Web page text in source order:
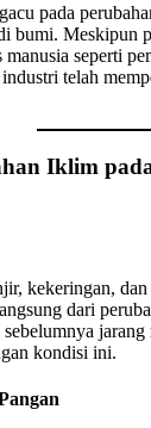
pada
bumi. Meskipun
seperti
telah
Iklim
kekeringan,
dari
kondisi ini.